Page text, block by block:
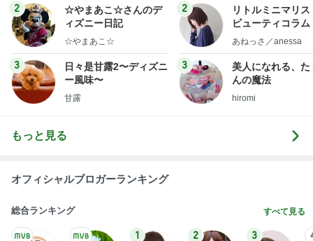
ログ
2
☆やまあこ☆さんのデ
ィズニー日記
☆やまあこ☆
3
日々是甘露2〜ディズニ
ー風味〜
甘露
2
リトルミニマリス
ビューティコラ
little
あねっさ／anessa
3
美人になれる、た
んの魔法
hiromi
もっと見る
オフィシャルブロガーランキング
総合ランキング すべて見る
1 2 3